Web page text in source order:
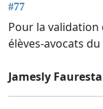
#77
Pour la
élèves-avocats
Jamesly